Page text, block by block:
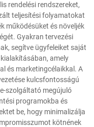
rendelési rendszereket,
teljesítési folyamatokat
működésüket és növeljék
Gyakran tervezési
segítve ügyfeleiket saját
amely
és marketingcélaikkal. A
kulcsfontosságú
szolgáltató megújuló
programokba és
be, hogy minimalizálja
kötnének